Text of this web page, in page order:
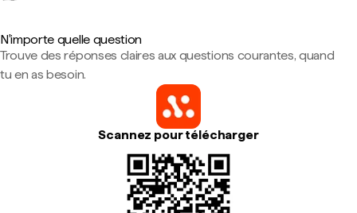
N'importe quelle question
Trouve des réponses claires aux questions courantes, quand
tu en as besoin.
Scannez pour télécharger